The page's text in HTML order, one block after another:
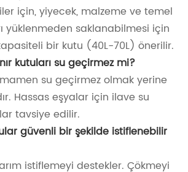
için, yiyecek, malzeme ve temel
yüklenmeden saklanabilmesi için
bir kutu (40L-70L) önerilir.
kutuları su geçirmez mi?
su geçirmez olmak yerine
Hassas eşyalar için ilave su
tavsiye edilir.
güvenli bir şekilde istiflenebilir
istiflemeyi destekler. Çökmeyi